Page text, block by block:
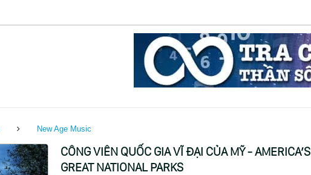
New Age Music
CÔNG VIÊN QUỐC GIA VĨ ĐẠI CỦA MỸ - AMERICA’S
GREAT NATIONAL PARKS